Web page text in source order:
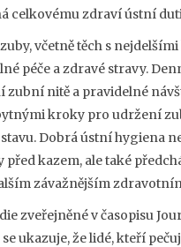
celkovému zdraví ústní
včetně těch s
péče a zdravé stravy.
zubní nitě a pravidelné
kroky pro udržení
Dobrá ústní hygiena
před kazem, ale také
závažnějším
zveřejněné v časopisu
se ukazuje, že lidé, kteří